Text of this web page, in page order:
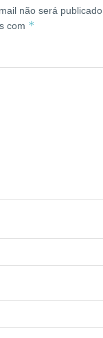
não será publicado.
com *